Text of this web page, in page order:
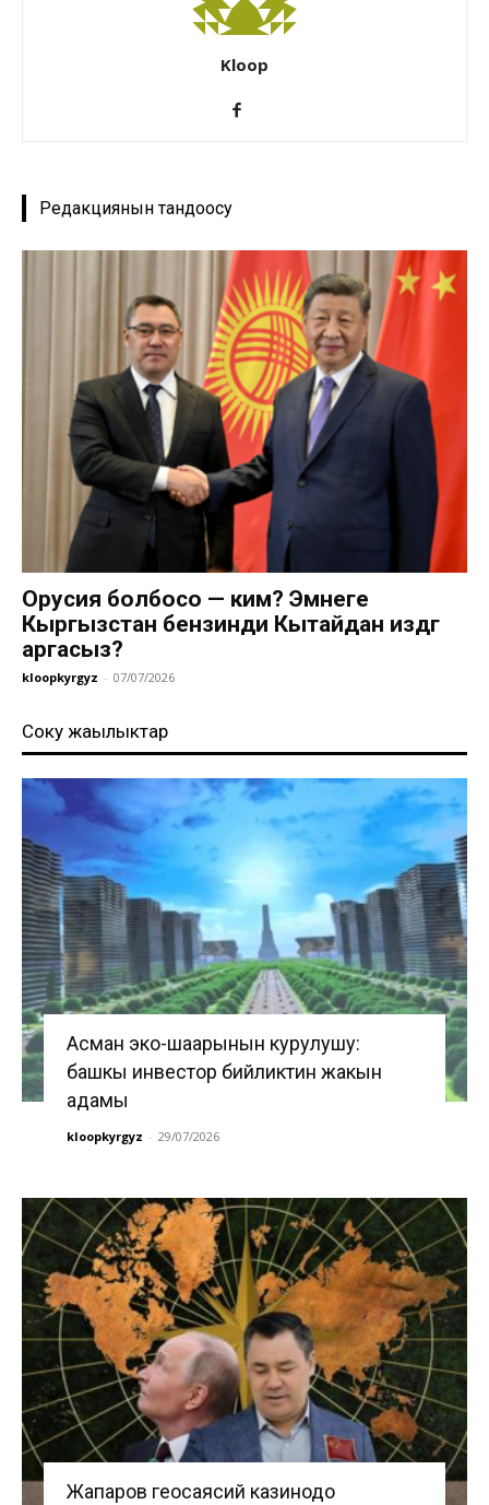
Kloop
Редакциянын тандоосу
Орусия болбосо — ким? Эмнеге
Кыргызстан бензинди Кытайдан издөөгө
аргасыз?
kloopkyrgyz - 07/07/2026
Соңку жаңылыктар
Асман эко-шаарынын курулушу:
башкы инвестор бийликтин жакын
адамы
kloopkyrgyz - 29/07/2026
Жапаров геосаясий казинодо